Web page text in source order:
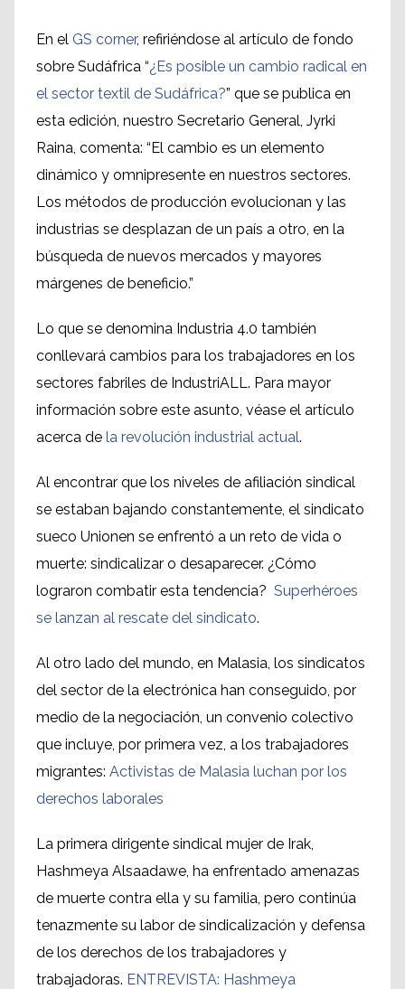
En el GS corner, refiriéndose al artículo de fondo
sobre Sudáfrica “¿Es posible un cambio radical en
el sector textil de Sudáfrica?” que se publica en
esta edición, nuestro Secretario General, Jyrki
Raina, comenta: “El cambio es un elemento
dinámico y omnipresente en nuestros sectores.
Los métodos de producción evolucionan y las
industrias se desplazan de un país a otro, en la
búsqueda de nuevos mercados y mayores
márgenes de beneficio.”
Lo que se denomina Industria 4.0 también
conllevará cambios para los trabajadores en los
sectores fabriles de IndustriALL. Para mayor
información sobre este asunto, véase el artículo
acerca de la revolución industrial actual.
Al encontrar que los niveles de afiliación sindical
se estaban bajando constantemente, el sindicato
sueco Unionen se enfrentó a un reto de vida o
muerte: sindicalizar o desaparecer. ¿Cómo
lograron combatir esta tendencia? Superhéroes
se lanzan al rescate del sindicato.
Al otro lado del mundo, en Malasia, los sindicatos
del sector de la electrónica han conseguido, por
medio de la negociación, un convenio colectivo
que incluye, por primera vez, a los trabajadores
migrantes: Activistas de Malasia luchan por los
derechos laborales
La primera dirigente sindical mujer de Irak,
Hashmeya Alsaadawe, ha enfrentado amenazas
de muerte contra ella y su familia, pero continúa
tenazmente su labor de sindicalización y defensa
de los derechos de los trabajadores y
trabajadoras. ENTREVISTA: Hashmeya